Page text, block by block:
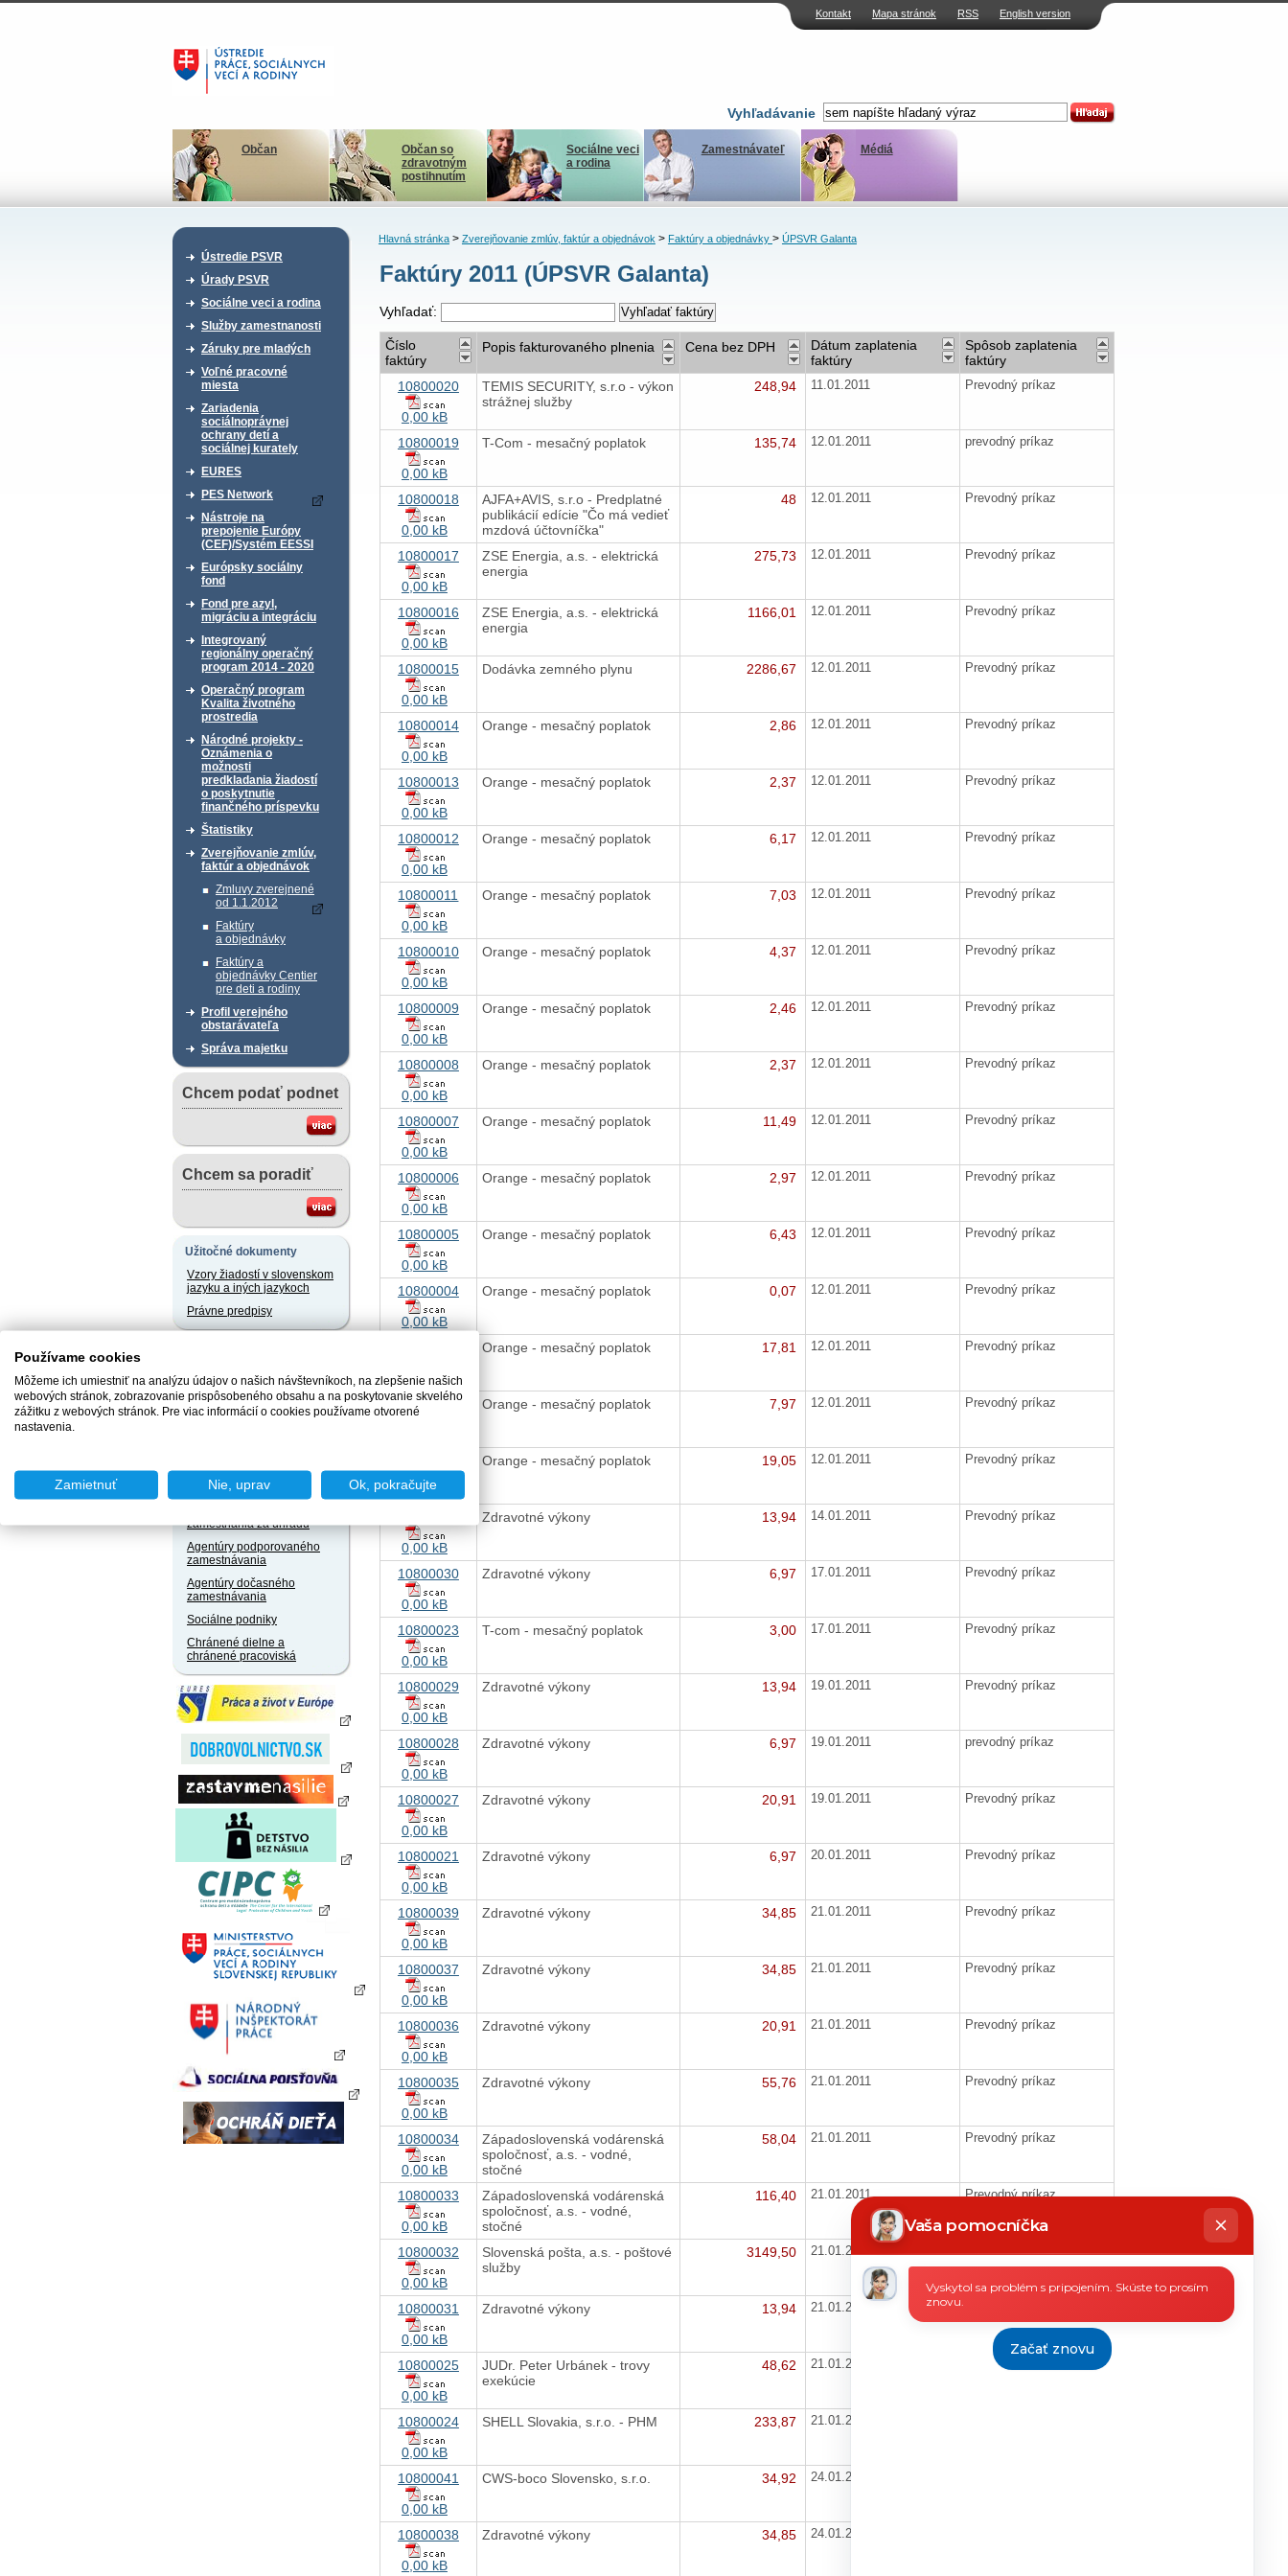
Kontakt Mapa stránok RSS English version
Vyhľadávanie
Občan
Občan so
zdravotným
postihnutím
Sociálne veci
a rodina
Zamestnávateľ Médiá
Ústredie PSVR
Úrady PSVR
Sociálne veci a rodina
Služby zamestnanosti
Záruky pre mladých
Voľné pracovné
miesta
Zariadenia
sociálnoprávnej
ochrany detí a
sociálnej kurately
EURES
PES Network
Nástroje na
prepojenie Európy
(CEF)/Systém EESSI
Európsky sociálny
fond
Fond pre azyl,
migráciu a integráciu
Integrovaný
regionálny operačný
program 2014 - 2020
Operačný program
Kvalita životného
prostredia
Národné projekty -
Oznámenia o
možnosti
predkladania žiadostí
o poskytnutie
finančného príspevku
Štatistiky
Zverejňovanie zmlúv,
faktúr a objednávok
Zmluvy zverejnené
od 1.1.2012
Faktúry
a objednávky
Faktúry a
objednávky Centier
pre deti a rodiny
Profil verejného
obstarávateľa
Správa majetku
Chcem podať podnet
Chcem sa poradiť
Užitočné dokumenty
Vzory žiadostí v slovenskom
jazyku a iných jazykoch
Právne predpisy
Slobodný prístup k
informáciám
Ochrana osobných údajov
Naše registre
zamestnania za úhradu
Agentúry podporovaného
zamestnávania
Agentúry dočasného
zamestnávania
Sociálne podniky
Chránené dielne a
chránené pracoviská
Hlavná stránka> Zverejňovanie zmlúv, faktúr a objednávok> Faktúry a objednávky > ÚPSVR Galanta
Faktúry 2011 (ÚPSVR Galanta)
Vyhľadať:
Číslo
faktúry
Popis fakturovaného plnenia Cena bez DPH
Dátum zaplatenia
faktúry
Spôsob zaplatenia
faktúry
10800020
0,00 kB
TEMIS SECURITY, s.r.o - výkon
strážnej služby
248,94 11.01.2011 Prevodný príkaz
10800019
0,00 kB
T-Com - mesačný poplatok 135,74 12.01.2011 prevodný príkaz
10800018
0,00 kB
AJFA+AVIS, s.r.o - Predplatné
publikácií edície "Čo má vedieť
mzdová účtovníčka"
48 12.01.2011 Prevodný príkaz
10800017
0,00 kB
ZSE Energia, a.s. - elektrická
energia
275,73 12.01.2011 Prevodný príkaz
10800016
0,00 kB
ZSE Energia, a.s. - elektrická
energia
1166,01 12.01.2011 Prevodný príkaz
10800015
0,00 kB
Dodávka zemného plynu 2286,67 12.01.2011 Prevodný príkaz
10800014
0,00 kB
Orange - mesačný poplatok 2,86 12.01.2011 Prevodný príkaz
10800013
0,00 kB
Orange - mesačný poplatok 2,37 12.01.2011 Prevodný príkaz
10800012
0,00 kB
Orange - mesačný poplatok 6,17 12.01.2011 Prevodný príkaz
10800011
0,00 kB
Orange - mesačný poplatok 7,03 12.01.2011 Prevodný príkaz
10800010
0,00 kB
Orange - mesačný poplatok 4,37 12.01.2011 Prevodný príkaz
10800009
0,00 kB
Orange - mesačný poplatok 2,46 12.01.2011 Prevodný príkaz
10800008
0,00 kB
Orange - mesačný poplatok 2,37 12.01.2011 Prevodný príkaz
10800007
0,00 kB
Orange - mesačný poplatok 11,49 12.01.2011 Prevodný príkaz
10800006
0,00 kB
Orange - mesačný poplatok 2,97 12.01.2011 Prevodný príkaz
10800005
0,00 kB
Orange - mesačný poplatok 6,43 12.01.2011 Prevodný príkaz
10800004
0,00 kB
Orange - mesačný poplatok 0,07 12.01.2011 Prevodný príkaz
0,00 kB
Orange - mesačný poplatok 17,81 12.01.2011 Prevodný príkaz
10800002
Orange - mesačný poplatok 7,97 12.01.2011 Prevodný príkaz
0,00 kB
Orange - mesačný poplatok 19,05 12.01.2011 Prevodný príkaz
0,00 kB
Zdravotné výkony 13,94 14.01.2011 Prevodný príkaz
10800030
0,00 kB
Zdravotné výkony 6,97 17.01.2011 Prevodný príkaz
10800023
0,00 kB
T-com - mesačný poplatok 3,00 17.01.2011 Prevodný príkaz
10800029
0,00 kB
Zdravotné výkony 13,94 19.01.2011 Prevodný príkaz
10800028
0,00 kB
Zdravotné výkony 6,97 19.01.2011 prevodný príkaz
10800027
0,00 kB
Zdravotné výkony 20,91 19.01.2011 Prevodný príkaz
10800021
0,00 kB
Zdravotné výkony 6,97 20.01.2011 Prevodný príkaz
10800039
0,00 kB
Zdravotné výkony 34,85 21.01.2011 Prevodný príkaz
10800037
0,00 kB
Zdravotné výkony 34,85 21.01.2011 Prevodný príkaz
10800036
0,00 kB
Zdravotné výkony 20,91 21.01.2011 Prevodný príkaz
10800035
0,00 kB
Zdravotné výkony 55,76 21.01.2011 Prevodný príkaz
10800034
0,00 kB
Západoslovenská vodárenská
spoločnosť, a.s. - vodné,
stočné
58,04 21.01.2011 Prevodný príkaz
10800033
0,00 kB
Západoslovenská vodárenská
spoločnosť, a.s. - vodné,
stočné
116,40 21.01.2011 Prevodný príkaz
10800032
0,00 kB
Slovenská pošta, a.s. - poštové
služby
3149,50 21.01.2011 Prevodný príkaz
10800031
0,00 kB
Zdravotné výkony 13,94 21.01.2011
10800025
0,00 kB
JUDr. Peter Urbánek - trovy
exekúcie
48,62 21.01.2011 Prevodný príkaz
10800024
0,00 kB
SHELL Slovakia, s.r.o. - PHM 233,87 21.01.2011
10800041
0,00 kB
CWS-boco Slovensko, s.r.o. 34,92 24.01.2011
10800038
0,00 kB
Zdravotné výkony 34,85 24.01.2011
Vaša pomocníčka
Chatbot
píše
Vyskytol sa problém s pripojením. Skúste to prosím
znovu.
Začať znovu
Používame cookies
Môžeme ich umiestniť na analýzu údajov o našich návštevníkoch, na zlepšenie našich
webových stránok, zobrazovanie prispôsobeného obsahu a na poskytovanie skvelého
zážitku z webových stránok. Pre viac informácií o cookies používame otvorené
nastavenia.
Zamietnuť Nie, uprav Ok, pokračujte